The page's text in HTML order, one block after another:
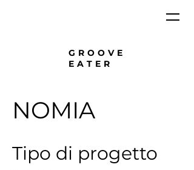
GROOVE
EATER
NOMIA
Tipo di progetto